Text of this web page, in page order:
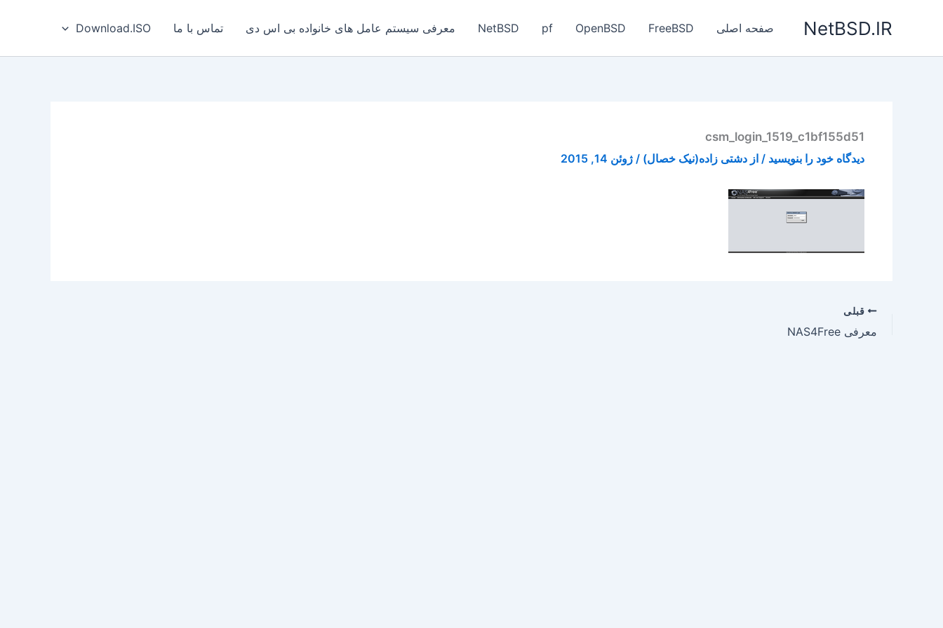
NetBSD.IR صفحه اصلی FreeBSD
OpenBSD
pf
NetBSD معرفی سیستم عامل های خانواده بی‌ اس‌ دی تماس با ما Download.ISO
csm_login_1519_c1bf155d51
دیدگاه‌ خود را بنویسید / از دشتی زاده(نیک خصال) / ژوئن 14, 2015
قبلی
معرفی NAS4Free